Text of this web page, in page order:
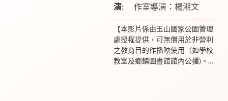
演:
作室導演：楊湘文
【本影片係由玉山國家公園管理
處授權提供，可無償用於非營利
之教育目的作播映使用（如學校
教室及鄉鎮圖書館館內公播)。若